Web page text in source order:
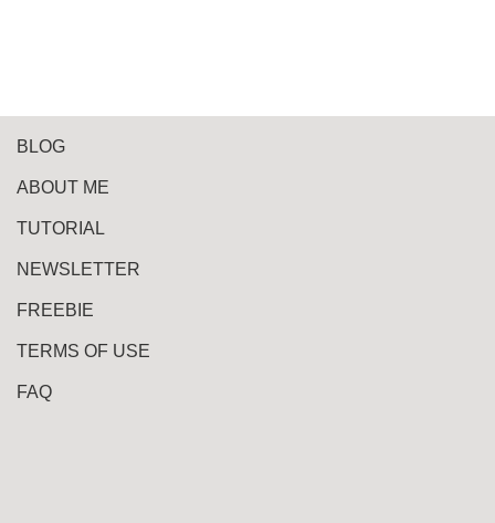
BLOG
ABOUT ME
TUTORIAL
NEWSLETTER
FREEBIE
TERMS OF USE
FAQ